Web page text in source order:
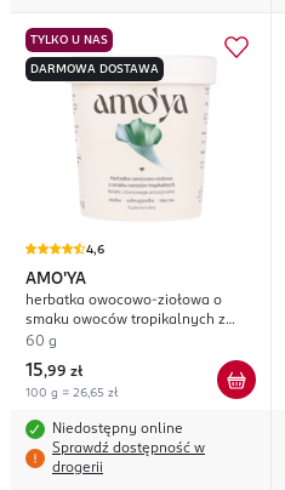
TYLKO U NAS
DARMOWA DOSTAWA
4,6
AMO'YA
herbatka owocowo-ziołowa o
smaku owoców tropikalnych z
niacyną oraz ekstraktem z melisy i
witanii ospałej, suplement diety,
Relaks i Równowaga emocjonalna
60 g
15,99 zł
100 g = 26,65 zł
Niedostępny online
Sprawdź dostępność w
drogerii